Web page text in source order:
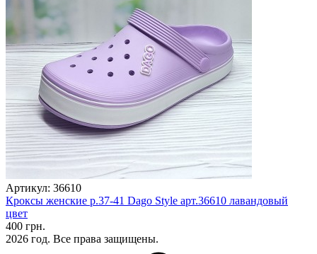
Артикул: 36610
Кроксы женские р.37-41 Dago Style арт.36610 лавандовый
цвет
400 грн.
2026 год. Все права защищены.